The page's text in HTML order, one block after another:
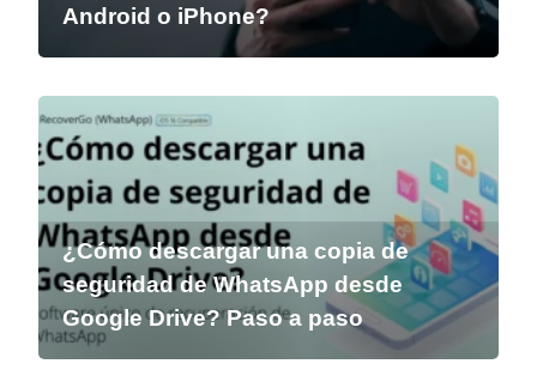
Android o iPhone?
¿Cómo descargar una copia de
seguridad de WhatsApp desde
Google Drive? Paso a paso